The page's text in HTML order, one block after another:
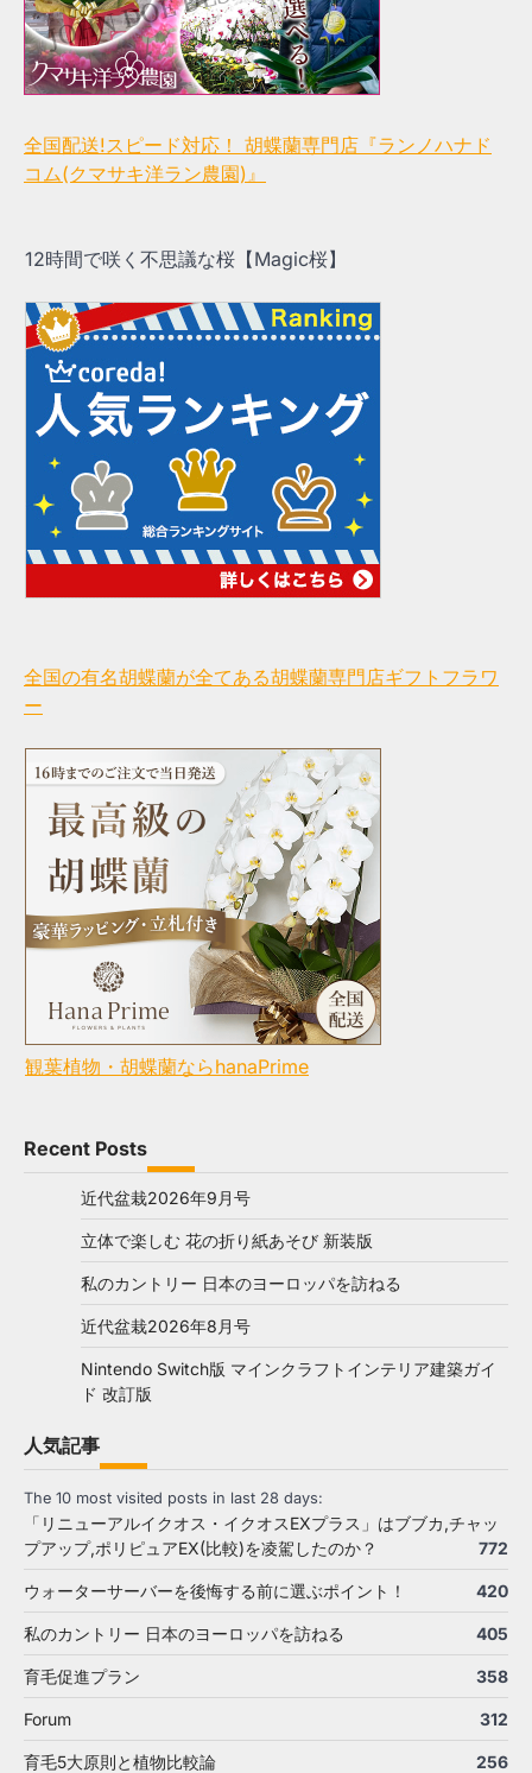
全国配送!スピード対応！ 胡蝶蘭専門店『ランノハナド
コム(クマサキ洋ラン農園)』
12時間で咲く不思議な桜【Magic桜】
全国の有名胡蝶蘭が全てある胡蝶蘭専門店ギフトフラワ
ー
観葉植物・胡蝶蘭ならhanaPrime
Recent Posts
近代盆栽2026年9月号
立体で楽しむ 花の折り紙あそび 新装版
私のカントリー 日本のヨーロッパを訪ねる
近代盆栽2026年8月号
Nintendo Switch版 マインクラフトインテリア建築ガイ
ド 改訂版
人気記事
The 10 most visited posts in last 28 days:
「リニューアルイクオス・イクオスEXプラス」はブブカ,チャッ
プアップ,ポリピュアEX(比較)を凌駕したのか？
772
ウォーターサーバーを後悔する前に選ぶポイント！ 420
私のカントリー 日本のヨーロッパを訪ねる 405
育毛促進プラン 358
Forum 312
育毛5大原則と植物比較論 256